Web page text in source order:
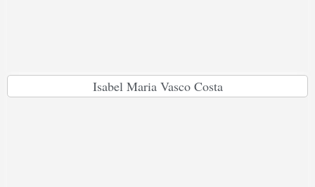
Isabel Maria Vasco Costa